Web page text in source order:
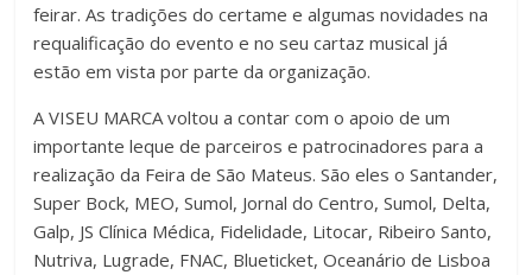
feirar. As tradições do certame e algumas novidades na
requalificação do evento e no seu cartaz musical já
estão em vista por parte da organização.
A VISEU MARCA voltou a contar com o apoio de um
importante leque de parceiros e patrocinadores para a
realização da Feira de São Mateus. São eles o Santander,
Super Bock, MEO, Sumol, Jornal do Centro, Sumol, Delta,
Galp, JS Clínica Médica, Fidelidade, Litocar, Ribeiro Santo,
Nutriva, Lugrade, FNAC, Blueticket, Oceanário de Lisboa